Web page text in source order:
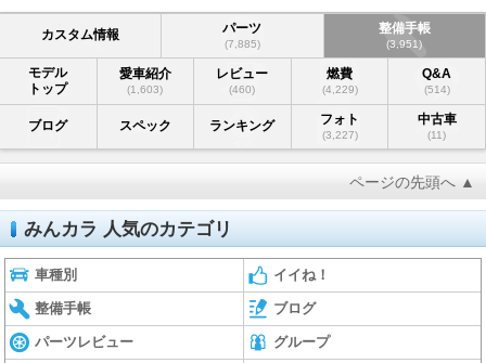
カスタム情報 パーツ
(7,885)
整備手帳
(3,951)
モデル
トップ
愛車紹介
(1,603)
レビュー
(460)
燃費
(4,229)
Q&A
(514)
ブログ スペック ランキング フォト
(3,227)
中古車
(11)
ページの先頭へ ▲
みんカラ 人気のカテゴリ
車種別 イイね！
整備手帳 ブログ
パーツレビュー グループ